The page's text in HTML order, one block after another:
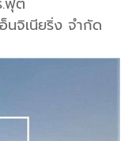
นจิเนียริ่ง จำกัด